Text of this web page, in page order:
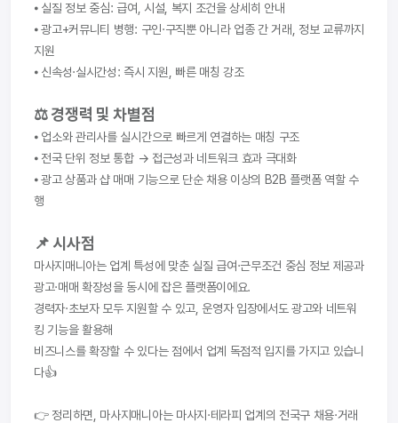
⦁ 실질 정보 중심: 급여, 시설, 복지 조건을 상세히 안내
⦁ 광고+커뮤니티 병행: 구인·구직뿐 아니라 업종 간 거래, 정보 교류까지
지원
⦁ 신속성·실시간성: 즉시 지원, 빠른 매칭 강조
⚖ 경쟁력 및 차별점
⦁ 업소와 관리사를 실시간으로 빠르게 연결하는 매칭 구조
⦁ 전국 단위 정보 통합 → 접근성과 네트워크 효과 극대화
⦁ 광고 상품과 샵 매매 기능으로 단순 채용 이상의 B2B 플랫폼 역할 수
행
📌 시사점
마사지매니아는 업계 특성에 맞춘 실질 급여·근무조건 중심 정보 제공과
광고·매매 확장성을 동시에 잡은 플랫폼이에요.
경력자·초보자 모두 지원할 수 있고, 운영자 입장에서도 광고와 네트워
킹 기능을 활용해
비즈니스를 확장할 수 있다는 점에서 업계 독점적 입지를 가지고 있습니
다👍
👉 정리하면, 마사지매니아는 마사지·테라피 업계의 전국구 채용·거래